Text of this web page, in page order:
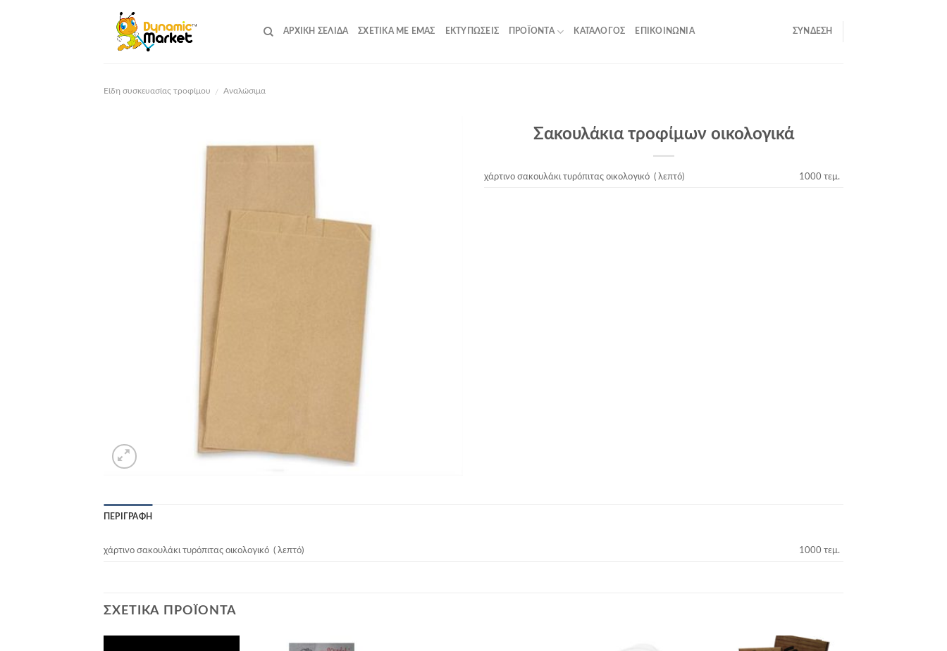
ΑΡΧΙΚΉ ΣΕΛΊΔΑ ΣΧΕΤΙΚΆ ΜΕ ΕΜΆΣ ΕΚΤΥΠΏΣΕΙΣ ΠΡΟΪΌΝΤΑ ΚΑΤΆΛΟΓΟΣ ΕΠΙΚΟΙΝΩΝΊΑ ΣΎΝΔΕΣΗ
Είδη συσκευασίας τροφίμου / Αναλώσιμα
Σακουλάκια τροφίμων οικολογικά
χάρτινο σακουλάκι τυρόπιτας οικολογικό ( λεπτό) 1000 τεμ.
ΠΕΡΙΓΡΑΦΉ
χάρτινο σακουλάκι τυρόπιτας οικολογικό ( λεπτό) 1000 τεμ.
ΣΧΕΤΙΚΆ ΠΡΟΪΌΝΤΑ